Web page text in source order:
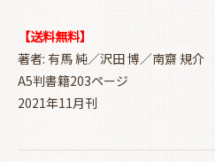
【送料無料】
著者: 有馬 純／沢田 博／南齋 規介
A5判書籍203ページ
2021年11月刊